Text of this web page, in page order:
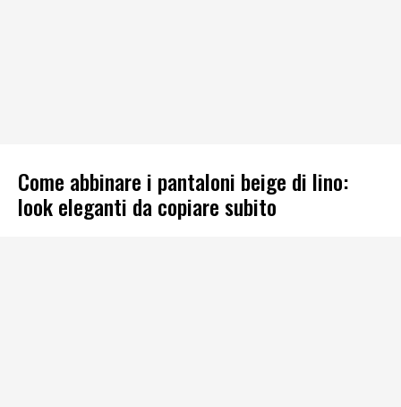
Come abbinare i pantaloni beige di lino:
look eleganti da copiare subito